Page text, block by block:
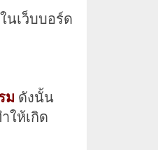
นเว็บบอร์ด
ม ดังนั้น
ให้เกิด